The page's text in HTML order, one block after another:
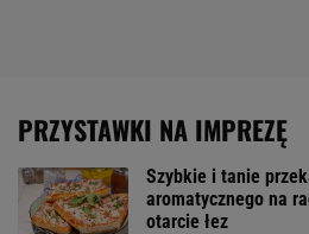
PRZYSTAWKI NA IMPREZĘ
Szybkie i tanie
aromatycznego na
otarcie łez